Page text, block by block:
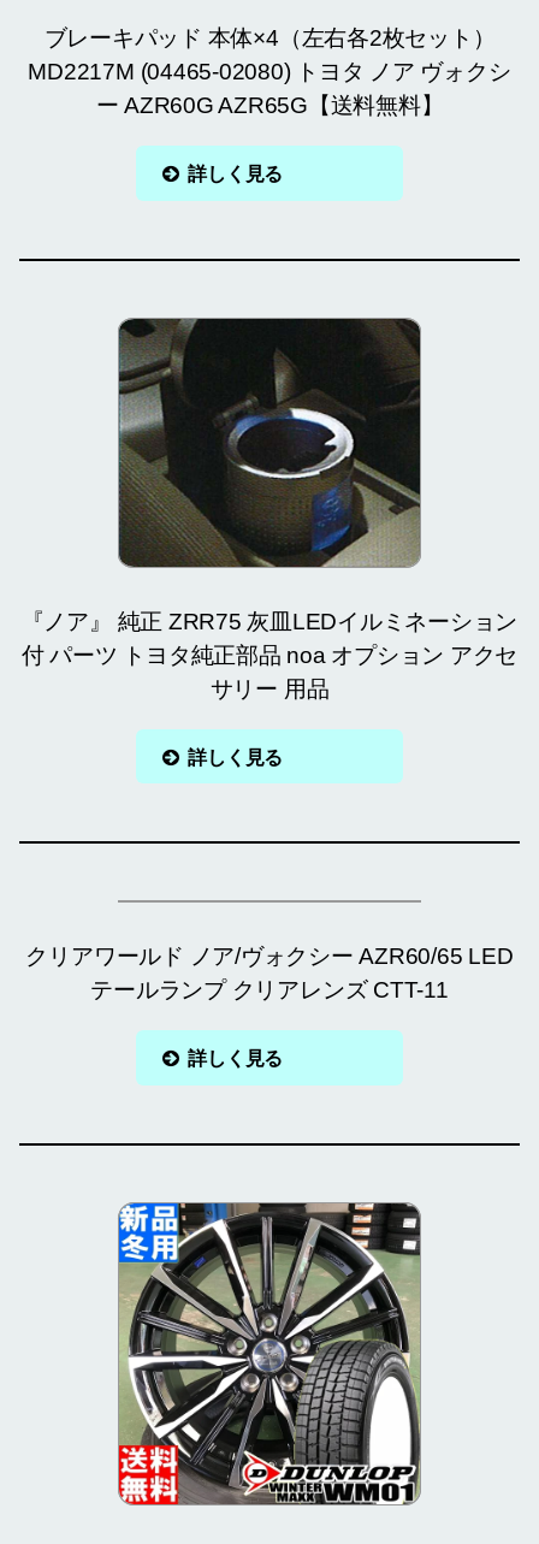
ブレーキパッド 本体×4（左右各2枚セット）
MD2217M (04465-02080) トヨタ ノア ヴォクシ
ー AZR60G AZR65G【送料無料】
詳しく見る
『ノア』 純正 ZRR75 灰皿LEDイルミネーション
付 パーツ トヨタ純正部品 noa オプション アクセ
サリー 用品
詳しく見る
クリアワールド ノア/ヴォクシー AZR60/65 LED
テールランプ クリアレンズ CTT-11
詳しく見る